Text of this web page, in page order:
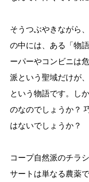
そうつぶやきながら
の中には、ある「物
ーパーやコンビニは
派という聖域だけが
という物語です。し
のなのでしょうか？
はないでしょうか？
コープ自然派のチラ
サートは単なる農薬